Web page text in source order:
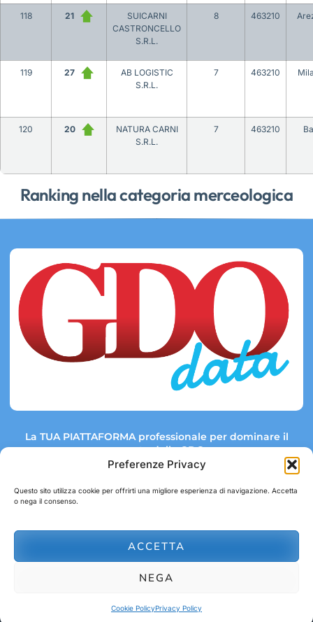
Preferenze Privacy
Questo sito utilizza cookie per offrirti una migliore esperienza di navigazione. Accetta
o nega il consenso.
ACCETTA
NEGA
Cookie PolicyPrivacy Policy
Ranking nella categoria merceologica
118 21
SUICARNI
CASTRONCELLO
S.R.L.
8 463210
119 27
AB LOGISTIC
S.R.L.
7 463210
120 20
NATURA CARNI
S.R.L.
7 463210
La TUA PIATTAFORMA professionale per dominare il
mercato della GDO.
Link rapidi:
abbonamenti@gdodata.it
© 2026 GDOData.it - PR Italia Edizioni srl - P.Iva: 03044390353